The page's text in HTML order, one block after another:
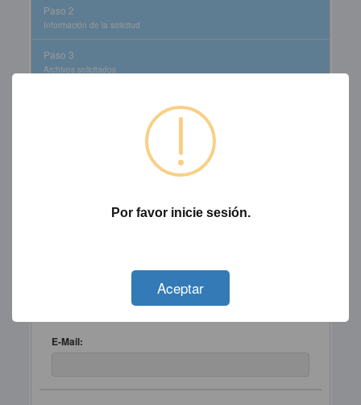
Paso 2
Información de la solicitud
Paso 3
Archivos solicitados
Datos del Solicitante
E-Mail:
Por favor inicie sesión.
Aceptar